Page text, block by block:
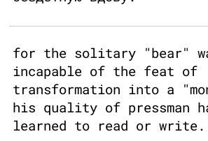
for the solitary "bear"
incapable of the feat of
transformation into a
his quality of pressman
learned to read or